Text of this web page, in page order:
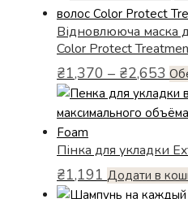
Відновлююча маска
Color Protect
₴1,370 – ₴2,653
від
Пінка для укладки
₴1,191 Додати в